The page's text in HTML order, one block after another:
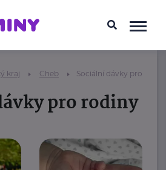
kraj Cheb Sociální dávky pro
pro rodiny